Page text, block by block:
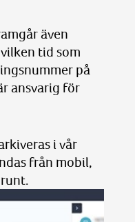
även
tid som
på
ansvarig för
i vår
från mobil,